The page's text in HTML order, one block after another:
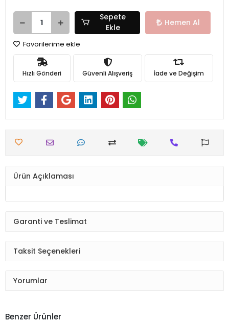
Sepete
Ekle
Hemen Al
Favorilerime ekle
Hızlı Gönderi Güvenli Alışveriş İade ve Değişim
Ürün Açıklaması
Garanti ve Teslimat
Taksit Seçenekleri
Yorumlar
Benzer Ürünler